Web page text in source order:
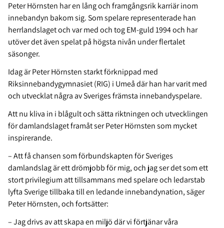
Peter Hörnsten har en lång och framgångsrik karriär inom
innebandyn bakom sig. Som spelare representerade han
herrlandslaget och var med och tog EM-guld 1994 och har
utöver det även spelat på högsta nivån under flertalet
säsonger.
Idag är Peter Hörnsten starkt förknippad med
Riksinnebandygymnasiet (RIG) i Umeå där han har varit med
och utvecklat några av Sveriges främsta innebandyspelare.
Att nu kliva in i blågult och sätta riktningen och utvecklingen
för damlandslaget framåt ser Peter Hörnsten som mycket
inspirerande.
– Att få chansen som förbundskapten för Sveriges
damlandslag är ett drömjobb för mig, och jag ser det som ett
stort privilegium att tillsammans med spelare och ledarstab
lyfta Sverige tillbaka till en ledande innebandynation, säger
Peter Hörnsten, och fortsätter:
– Jag drivs av att skapa en miljö där vi förtjänar våra